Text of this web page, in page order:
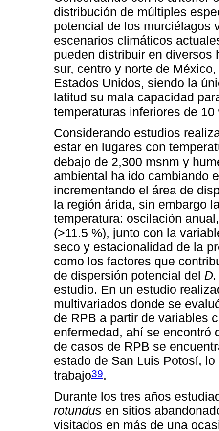
distribución de múltiples
potencial de los murciélagos
escenarios climáticos
pueden distribuir en diversos
sur, centro y norte de
Estados Unidos, siendo la
latitud su mala capacidad
temperaturas inferiores de 10
Considerando estudios
estar en lugares con
debajo de 2,300 msnm y
ambiental ha ido cambiando
incrementando el área de
la región árida, sin embargo
temperatura: oscilación
(>11.5 %), junto con la
seco y estacionalidad de la
como los factores que
de dispersión potencial del
estudio. En un estudio
multivariados donde se
de RPB a partir de variables
enfermedad, ahí se encontró
de casos de RPB se
estado de San Luis Potosí,
trabajo39.
Durante los tres años
rotundus en sitios
visitados en más de una